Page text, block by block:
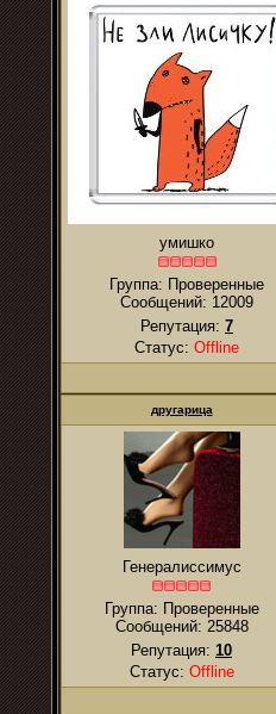
умишко
Группа: Проверенные
Сообщений: 12009
Репутация: 7
Статус: Offline
другарица
Генералиссимус
Группа: Проверенные
Сообщений: 25848
Репутация: 10
Статус: Offline